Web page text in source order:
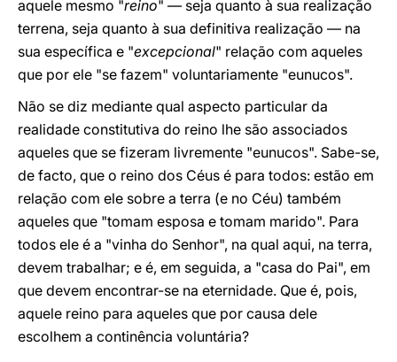
aquele mesmo "reino" — seja quanto à sua realização
terrena, seja quanto à sua definitiva realização — na
sua específica e "excepcional" relação com aqueles
que por ele "se fazem" voluntariamente "eunucos".
Não se diz mediante qual aspecto particular da
realidade constitutiva do reino lhe são associados
aqueles que se fizeram livremente "eunucos". Sabe-se,
de facto, que o reino dos Céus é para todos: estão em
relação com ele sobre a terra (e no Céu) também
aqueles que "tomam esposa e tomam marido". Para
todos ele é a "vinha do Senhor", na qual aqui, na terra,
devem trabalhar; e é, em seguida, a "casa do Pai", em
que devem encontrar-se na eternidade. Que é, pois,
aquele reino para aqueles que por causa dele
escolhem a continência voluntária?